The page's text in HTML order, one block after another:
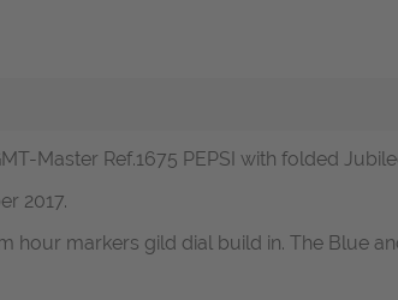
Master Ref.1675 PEPSI with folded
2017.
hour markers gild dial build in. The Blue